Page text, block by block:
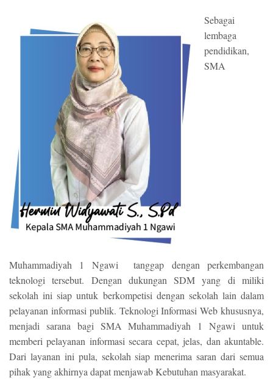
Sebagai
lembaga
pendidikan,
SMA
Muhammadiyah 1 Ngawi tanggap dengan perkembangan
teknologi tersebut. Dengan dukungan SDM yang di miliki
sekolah ini siap untuk berkompetisi dengan sekolah lain dalam
pelayanan informasi publik. Teknologi Informasi Web khususnya,
menjadi sarana bagi SMA Muhammadiyah 1 Ngawi untuk
memberi pelayanan informasi secara cepat, jelas, dan akuntable.
Dari layanan ini pula, sekolah siap menerima saran dari semua
pihak yang akhirnya dapat menjawab Kebutuhan masyarakat.